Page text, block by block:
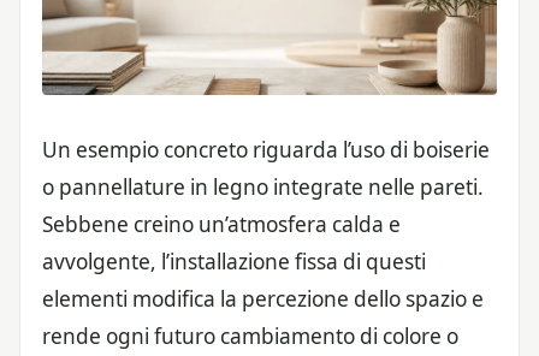
Un esempio concreto riguarda l’uso di boiserie
o pannellature in legno integrate nelle pareti.
Sebbene creino un’atmosfera calda e
avvolgente, l’installazione fissa di questi
elementi modifica la percezione dello spazio e
rende ogni futuro cambiamento di colore o